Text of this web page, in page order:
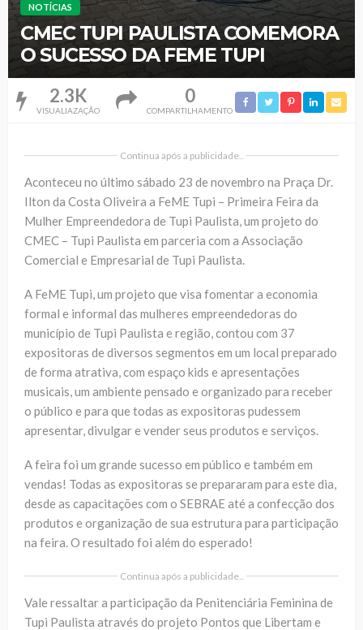
NOTÍCIAS
CMEC TUPI PAULISTA COMEMORA
O SUCESSO DA FEME TUPI
2.3K
VISUALIAZAÇÃO
0
COMPARTILHAMENTO
Continua após a publicidade..
Aconteceu no último sábado 23 de novembro na Praça Dr.
Ilton da Costa Oliveira a FeME Tupi – Primeira Feira da
Mulher Empreendedora de Tupi Paulista, um projeto do
CMEC – Tupi Paulista em parceria com a Associação
Comercial e Empresarial de Tupi Paulista.
A FeME Tupi, um projeto que visa fomentar a economia
formal e informal das mulheres empreendedoras do
município de Tupi Paulista e região, contou com 37
expositoras de diversos segmentos em um local preparado
de forma atrativa, com espaço kids e apresentações
musicais, um ambiente pensado e organizado para receber
o público e para que todas as expositoras pudessem
apresentar, divulgar e vender seus produtos e serviços.
A feira foi um grande sucesso em público e também em
vendas! Todas as expositoras se prepararam para este dia,
desde as capacitações com o SEBRAE até a confecção dos
produtos e organização de sua estrutura para participação
na feira. O resultado foi além do esperado!
Continua após a publicidade..
Vale ressaltar a participação da Penitenciária Feminina de
Tupi Paulista através do projeto Pontos que Libertam e